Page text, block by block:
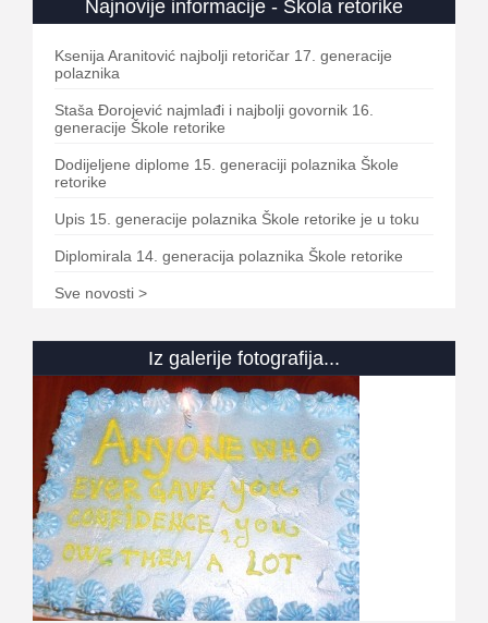
Najnovije informacije - Škola retorike
Ksenija Aranitović najbolji retoričar 17. generacije
polaznika
Staša Đorojević najmlađi i najbolji govornik 16.
generacije Škole retorike
Dodijeljene diplome 15. generaciji polaznika Škole
retorike
Upis 15. generacije polaznika Škole retorike je u toku
Diplomirala 14. generacija polaznika Škole retorike
Sve novosti >
Iz galerije fotografija...